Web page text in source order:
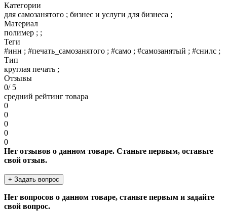
Категории
для самозанятого ; бизнес и услуги для бизнеса ;
Материал
полимер ; ;
Теги
#инн ; #печать_самозанятого ; #само ; #самозанятый ; #снилс ;
Тип
круглая печать ;
Отзывы
0/ 5
средний рейтинг товара
0
0
0
0
0
Нет отзывов о данном товаре. Станьте первым, оставьте
свой отзыв.
+ Задать вопрос
Нет вопросов о данном товаре, станьте первым и задайте
свой вопрос.